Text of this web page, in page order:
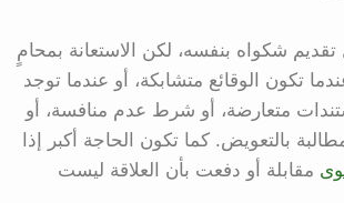
شكواه بنفسه، لكن الاستعانة بمحامٍ
تكون الوقائع متشابكة، أو عندما توجد
متعارضة، أو شرط عدم منافسة، أو
بالتعويض. كما تكون الحاجة أكبر إذا
مقابلة أو دفعت بأن العلاقة ليست